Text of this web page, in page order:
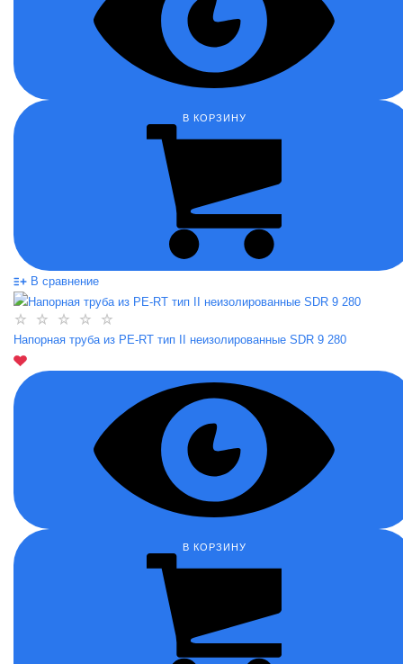
В КОРЗИНУ
В сравнение
Напорная труба из PE-RT тип II неизолированные SDR 9 280
В КОРЗИНУ